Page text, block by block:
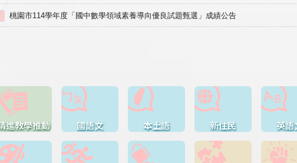
桃園市114學年度「國中數學領域素養導向優良試題甄選」成績公告
進教學推動 國語文 本土語 新住民 英語